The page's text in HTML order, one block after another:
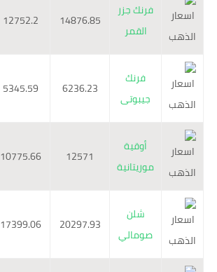
فرنك جزر
القمر
14876.85
12752.2
فرنك
جيبوتى
6236.23
5345.59
أوقية
موريتانية
12571
10775.66
شلن
صومالي
20297.93
17399.06